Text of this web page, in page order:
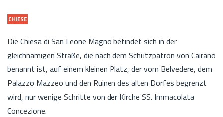
CHIESE
Die Chiesa di San Leone Magno befindet sich in der
gleichnamigen Straße, die nach dem Schutzpatron von Cairano
benannt ist, auf einem kleinen Platz, der vom Belvedere, dem
Palazzo Mazzeo und den Ruinen des alten Dorfes begrenzt
wird, nur wenige Schritte von der Kirche SS. Immacolata
Concezione.